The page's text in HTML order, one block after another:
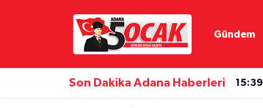
Gündem
Son Dakika Adana Haberleri 15:39
Hava Durumu